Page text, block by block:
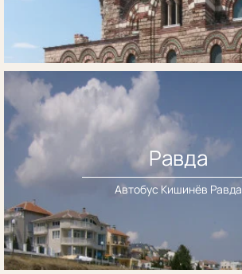
Равда
Автобус Кишинёв Равда